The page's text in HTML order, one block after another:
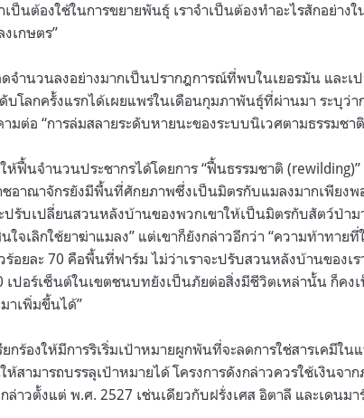
ป็นต้องใช้ในการขยายพันธุ์ เราจำเป็นต้องทำอะไรสักอย่าง
เกษตร”
จำนวนลงอย่างมากเป็นปรากฎการณ์ที่พบในเยอรมัน และเ
บโลกครั้งแรกได้เผยแพร่ในเดือนกุมภาพันธุ์ที่ผ่านมา ระบุว่
มต่อ “การล่มสลายระดับหายนะของระบบนิเวศตามธรรมชา
ห้ฟื้นจำนวนประชากรได้โดยการ “ฟื้นธรรมชาติ
ชอาณาจักรยังมีพื้นที่ศักยภาพซึ่งเป็นมิตรกับแมลงมากเพียง
รับเปลี่ยนสวนหลังบ้านของพวกเขาให้เป็นมิตรกับสัตว์ป่า
จเลิกใช้ยาฆ่าแมลง” แต่เขาก็ยังกล่าวอีกว่า “ความท้าทา
ร้อยละ 70 คือพื้นที่ฟาร์ม ไม่ว่าเราจะปรับสวนหลังบ้านของ
ปอร์เซ็นต์ในเขตชนบทยังเป็นภัยต่อสิ่งมีชีวิตเหล่านั้น ก็คงเ
าเพิ่มขึ้นได้”
ยกร้องให้มีการริเริ่มเป้าหมายผูกพันที่จะลดการใช่สารเคมีใ
ห้สามารถบรรลุเป้าหมายได้ โครงการดังกล่าวควรใช้เงินจา
ล่าวตั้งแต่ พ.ศ. 2527 เช่นเดียวกับฝรั่งเศส อิตาลี และเดนมา